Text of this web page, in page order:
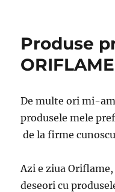
Produse
ORIFLAME
De multe ori mi-
produsele mele
de la firme
Azi e ziua
deseori cu